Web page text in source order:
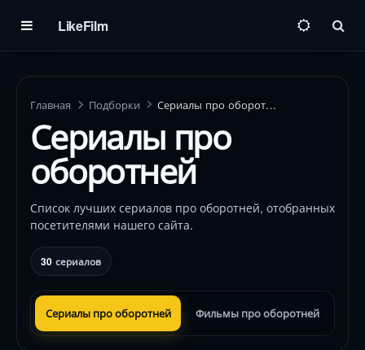
LikeFilm
Главная Подборки Сериалы про оборотней
Сериалы про
оборотней
Список лучших сериалов про оборотней, отобранных
посетителями нашего сайта.
30 сериалов
Сериалы про оборотней Фильмы про оборотней